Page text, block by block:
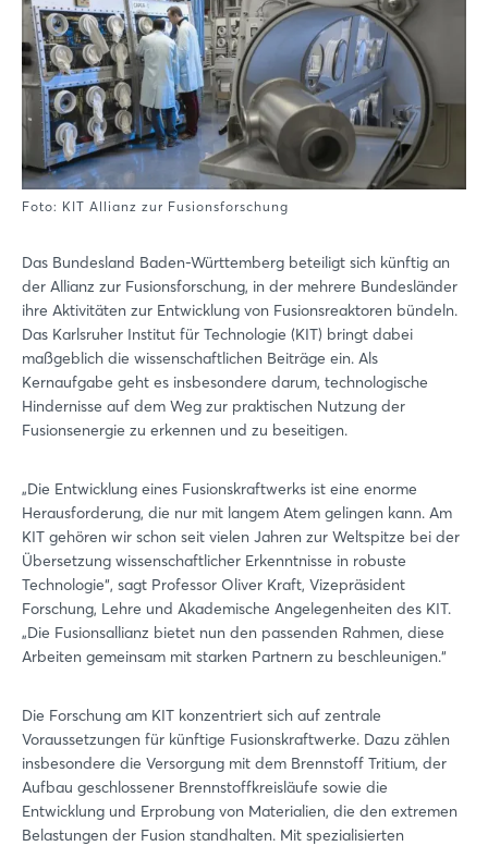
Foto: KIT Allianz zur Fusionsforschung
Das Bundesland Baden-Württemberg beteiligt sich künftig an
der Allianz zur Fusionsforschung, in der mehrere Bundesländer
ihre Aktivitäten zur Entwicklung von Fusionsreaktoren bündeln.
Das Karlsruher Institut für Technologie (KIT) bringt dabei
maßgeblich die wissenschaftlichen Beiträge ein. Als
Kernaufgabe geht es insbesondere darum, technologische
Hindernisse auf dem Weg zur praktischen Nutzung der
Fusionsenergie zu erkennen und zu beseitigen.
„Die Entwicklung eines Fusionskraftwerks ist eine enorme
Herausforderung, die nur mit langem Atem gelingen kann. Am
KIT gehören wir schon seit vielen Jahren zur Weltspitze bei der
Übersetzung wissenschaftlicher Erkenntnisse in robuste
Technologie“, sagt Professor Oliver Kraft, Vizepräsident
Forschung, Lehre und Akademische Angelegenheiten des KIT.
„Die Fusionsallianz bietet nun den passenden Rahmen, diese
Arbeiten gemeinsam mit starken Partnern zu beschleunigen.“
Die Forschung am KIT konzentriert sich auf zentrale
Voraussetzungen für künftige Fusionskraftwerke. Dazu zählen
insbesondere die Versorgung mit dem Brennstoff Tritium, der
Aufbau geschlossener Brennstoffkreisläufe sowie die
Entwicklung und Erprobung von Materialien, die den extremen
Belastungen der Fusion standhalten. Mit spezialisierten